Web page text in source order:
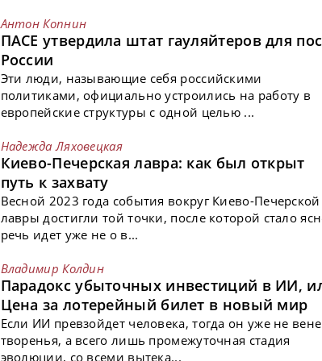
Антон Копнин
ПАСЕ утвердила штат гауляйтеров для
России
Эти люди, называющие себя российскими
политиками, официально устроились на работу в
европейские структуры с одной целью ...
Надежда Ляховецкая
Киево-Печерская лавра: как был открыт
путь к захвату
Весной 2023 года события вокруг Киево-Печерской
лавры достигли той точки, после которой стало
речь идет уже не о в...
Владимир Колдин
Парадокс убыточных инвестиций в ИИ,
Цена за лотерейный билет в новый мир
Если ИИ превзойдет человека, тогда он уже не
творенья, а всего лишь промежуточная стадия
эволюции, со всеми вытека...